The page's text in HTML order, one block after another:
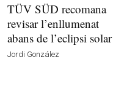
TÜV SÜD recomana
revisar l’enllumenat
abans de l’eclipsi solar
Jordi González